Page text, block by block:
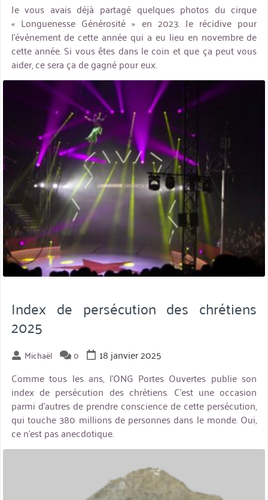
Je vous avais déjà partagé quelques photos du cirque
« Longuenesse Générosité » en 2023. Je récidive pour
l’événement de cette année qui a eu lieu en novembre de
cette année. Si vous êtes dans le coin et que ça peut vous
aider, ce sera ça de gagné pour eux.
miniature
Index de persécution des chrétiens
2025
Michaël 0
18 janvier 2025
Comme tous les ans, l’ONG Portes Ouvertes publie son
index de persécution des chrétiens. C’est une occasion
parmi d’autres de prendre conscience de cette persécution,
qui touche 380 millions de personnes dans le monde. Oui,
ce n’est pas anecdotique.